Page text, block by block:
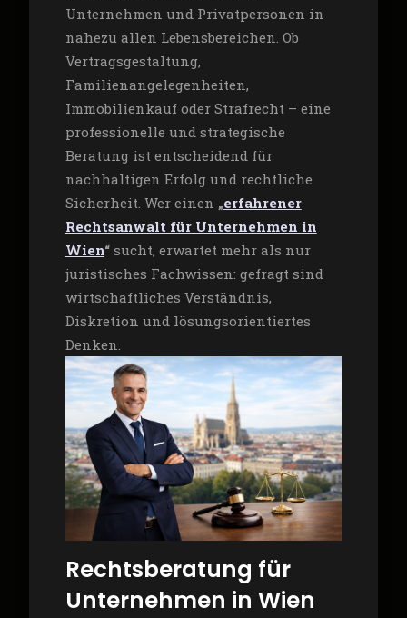
Unternehmen und Privatpersonen in
nahezu allen Lebensbereichen. Ob
Vertragsgestaltung,
Familienangelegenheiten,
Immobilienkauf oder Strafrecht – eine
professionelle und strategische
Beratung ist entscheidend für
nachhaltigen Erfolg und rechtliche
Sicherheit. Wer einen „erfahrener
Rechtsanwalt für Unternehmen in
Wien“sucht, erwartet mehr als nur
juristisches Fachwissen: gefragt sind
wirtschaftliches Verständnis,
Diskretion und lösungsorientiertes
Denken.
Rechtsberatung für
Unternehmen in Wien